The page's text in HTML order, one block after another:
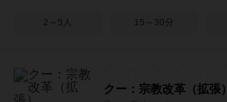
2～5人 15～30分
クー：宗教改革（拡張）